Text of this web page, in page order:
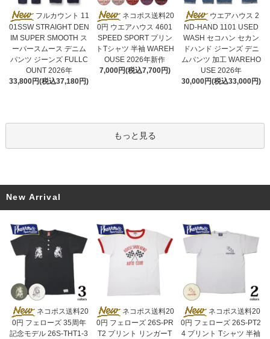
フルカウント 11
01SSW STRAIGHT DEN
IM SUPER SMOOTH ス
ーパースムース デニム
パンツ ジーンズ FULLC
OUNT 2026年
33,800円(税込37,180円)
ネコポス送料20
0円 ウエアハウス 4601
SPEED SPORT プリン
トTシャツ 半袖 WAREH
OUSE 2026年新作
7,000円(税込7,700円)
ウエアハウス 2
ND-HAND 1101 USED
WASH セコハン セカン
ドハンド ジーンズ デニ
ムパンツ 加工 WAREHO
USE 2026年
30,000円(税込33,000円)
もっと見る
New Arrival
ネコポス送料20
0円 フェローズ 35周年
記念モデル 26S-THT1-3
ネコポス送料20
0円 フェローズ 26S-PR
T2 プリント リンガーT
ネコポス送料20
0円 フェローズ 26S-PT2
4 プリント Tシャツ 半袖